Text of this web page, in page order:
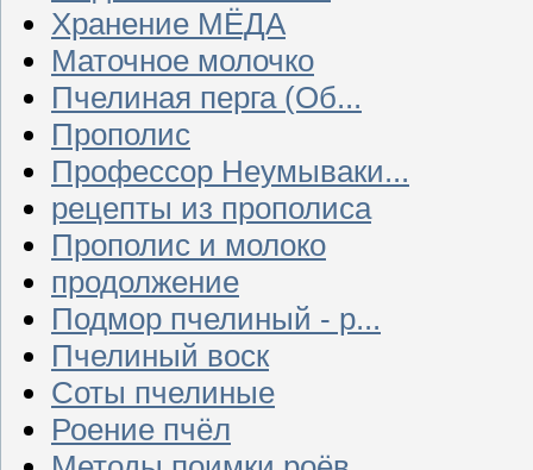
Хранение МЁДА
Маточное молочко
Пчелиная перга (Об...
Прополис
Профессор Неумываки...
рецепты из прополиса
Прополис и молоко
продолжение
Подмор пчелиный - р...
Пчелиный воск
Соты пчелиные
Роение пчёл